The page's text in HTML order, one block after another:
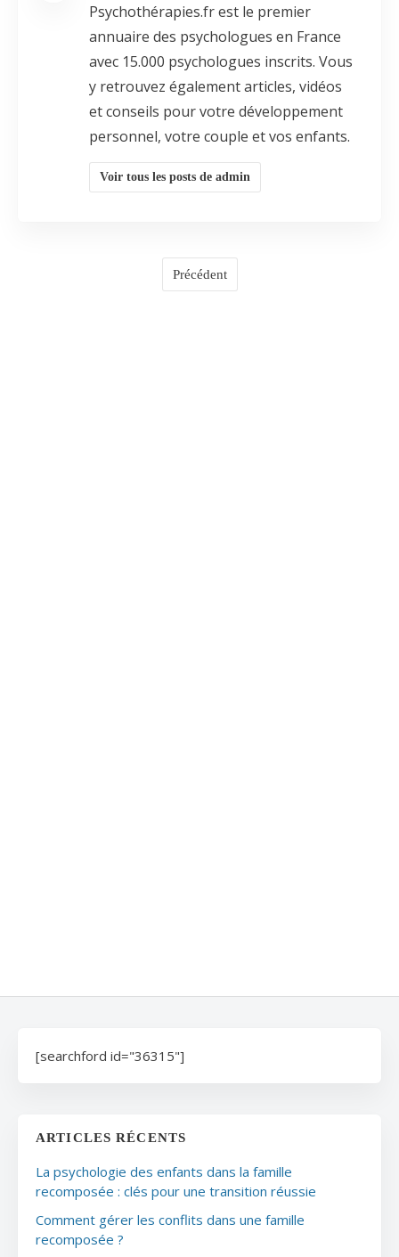
Psychothérapies.fr est le premier
annuaire des psychologues en France
avec 15.000 psychologues inscrits. Vous
y retrouvez également articles, vidéos
et conseils pour votre développement
personnel, votre couple et vos enfants.
Voir tous les posts de admin
Précédent
[searchford id="36315"]
ARTICLES RÉCENTS
La psychologie des enfants dans la famille
recomposée : clés pour une transition réussie
Comment gérer les conflits dans une famille
recomposée ?